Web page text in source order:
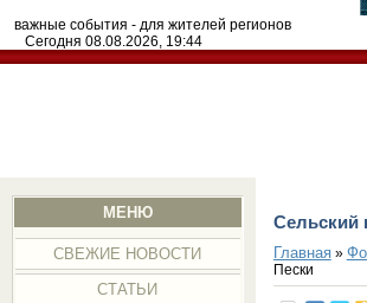
важные события - для жителей регионов
Сегодня 08.08.2026, 19:44
МЕНЮ
СВЕЖИЕ НОВОСТИ
СТАТЬИ
Сельский
Главная»
Пески